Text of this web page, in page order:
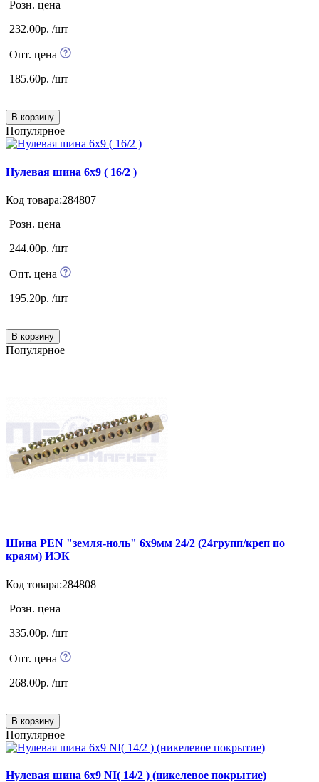
Розн. цена
232.00р. /шт
Опт. цена
185.60р. /шт
В корзину
Популярное
Нулевая шина 6х9 ( 16/2 )
Код товара:284807
Розн. цена
244.00р. /шт
Опт. цена
195.20р. /шт
В корзину
Популярное
Шина PEN "земля-ноль" 6х9мм 24/2 (24групп/креп по
краям) ИЭК
Код товара:284808
Розн. цена
335.00р. /шт
Опт. цена
268.00р. /шт
В корзину
Популярное
Нулевая шина 6х9 NI( 14/2 ) (никелевое покрытие)